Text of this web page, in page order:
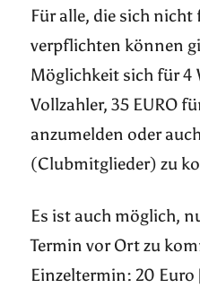
Für alle, die sich nicht
verpflichten können
Möglichkeit sich für 4
Vollzahler, 35 EURO
anzumelden oder
(Clubmitglieder) zu
Es ist auch möglich,
Termin vor Ort zu
Einzeltermin: 20 Euro